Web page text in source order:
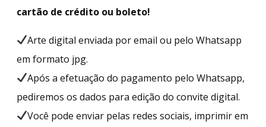
cartão de crédito ou boleto!
Arte digital enviada por email ou pelo Whatsapp
em formato jpg.
Após a efetuação do pagamento pelo Whatsapp,
pediremos os dados para edição do convite digital.
Você pode enviar pelas redes sociais, imprimir em